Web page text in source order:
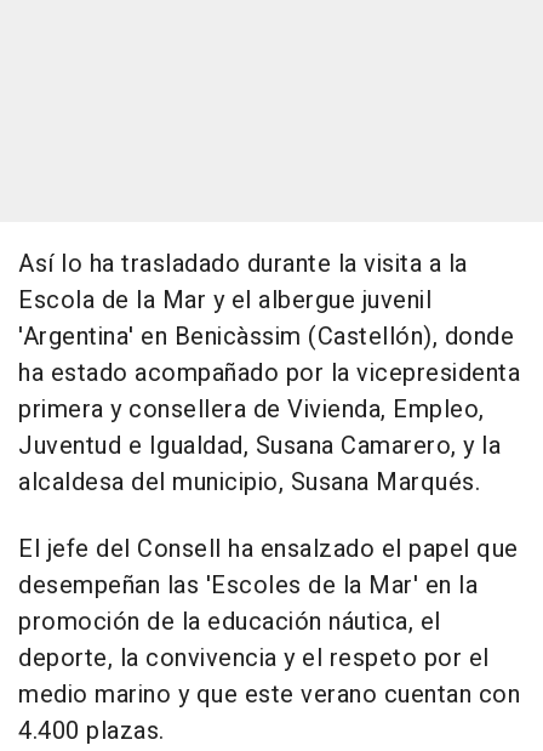
Así lo ha trasladado durante la visita a la
Escola de la Mar y el albergue juvenil
'Argentina' en Benicàssim (Castellón), donde
ha estado acompañado por la vicepresidenta
primera y consellera de Vivienda, Empleo,
Juventud e Igualdad, Susana Camarero, y la
alcaldesa del municipio, Susana Marqués.
El jefe del Consell ha ensalzado el papel que
desempeñan las 'Escoles de la Mar' en la
promoción de la educación náutica, el
deporte, la convivencia y el respeto por el
medio marino y que este verano cuentan con
4.400 plazas.